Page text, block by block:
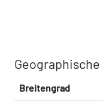
Breitengrad